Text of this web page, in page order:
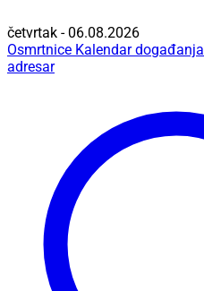
četvrtak - 06.08.2026
Osmrtnice Kalendar događanja
adresar